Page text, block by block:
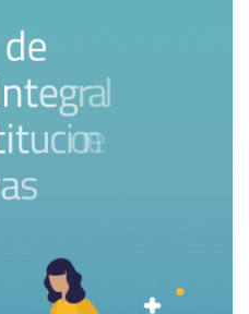
la educación primaria
y ha simplificado
administrativos para
aún más sofisticado. Su
no solo integra todos los
desarrollo humano que
dimensiones de la